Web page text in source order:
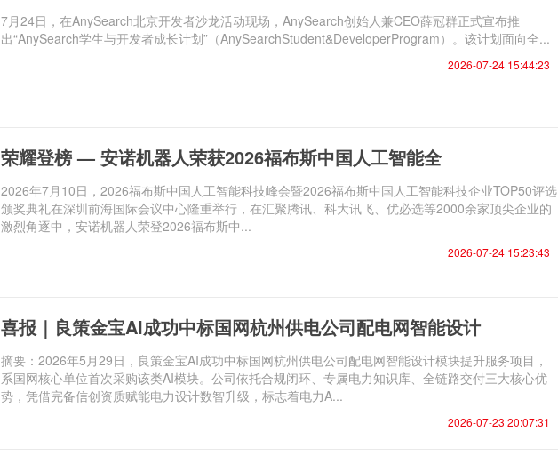
7月24日，在AnySearch北京开发者沙龙活动现场，AnySearch创始人兼CEO薛冠群正式宣布推
出“AnySearch学生与开发者成长计划”（AnySearchStudent&DeveloperProgram）。该计划面向全...
2026-07-24 15:44:23
荣耀登榜 — 安诺机器人荣获2026福布斯中国人工智能全
2026年7月10日，2026福布斯中国人工智能科技峰会暨2026福布斯中国人工智能科技企业TOP50评选
颁奖典礼在深圳前海国际会议中心隆重举行，在汇聚腾讯、科大讯飞、优必选等2000余家顶尖企业的
激烈角逐中，安诺机器人荣登2026福布斯中...
2026-07-24 15:23:43
喜报｜良策金宝AI成功中标国网杭州供电公司配电网智能设计
摘要：2026年5月29日，良策金宝AI成功中标国网杭州供电公司配电网智能设计模块提升服务项目，
系国网核心单位首次采购该类AI模块。公司依托合规闭环、专属电力知识库、全链路交付三大核心优
势，凭借完备信创资质赋能电力设计数智升级，标志着电力A...
2026-07-23 20:07:31